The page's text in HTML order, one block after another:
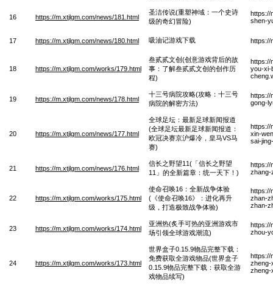
16 https://m.xtjlgm.com/news/181.html
圣洁传说(重塑神域：一个史诗
级的奇幻冒险)
https://
shen-
17 https://m.xtjlgm.com/news/180.html 吸油记游戏下载 https://
18 https://m.xtjlgm.com/works/179.html
叁贰贰文创(创意游戏背后的故
事：了解叁贰贰文创的创作历
程)
https://
you-xi-
19 https://m.xtjlgm.com/news/178.html
十三号病院攻略(攻略：十三号
病院的解密方法)
https://
gong-
20 https://m.xtjlgm.com/news/177.html
全球足坛：最新足球新闻报道
(全球足坛最新足球新闻报道：
欧冠决赛京沪爆冷，皇马VS马
赛)
https://
xin-
sai-
21 https://m.xtjlgm.com/news/176.html
信长之野望11(「信长之野望
11」的全新篇章：统一天下！)
https://
zhang-
22 https://m.xtjlgm.com/works/175.html
使命召唤16：全新战争体验
(《使命召唤16》：进化再升
级，打造极致战争体验)
https://
zhan-
zhan-
23 https://m.xtjlgm.com/works/174.html
亚洲热(炙手可热的亚洲游戏市
场引领全球游戏潮流)
https://
zhou-
24 https://m.xtjlgm.com/works/173.html
世界盒子0.15.9物品完整下载：
免费获取全游戏物品(世界盒子
0.15.9物品完整下载：获取全游
戏物品续写)
https://
zheng-
zheng-